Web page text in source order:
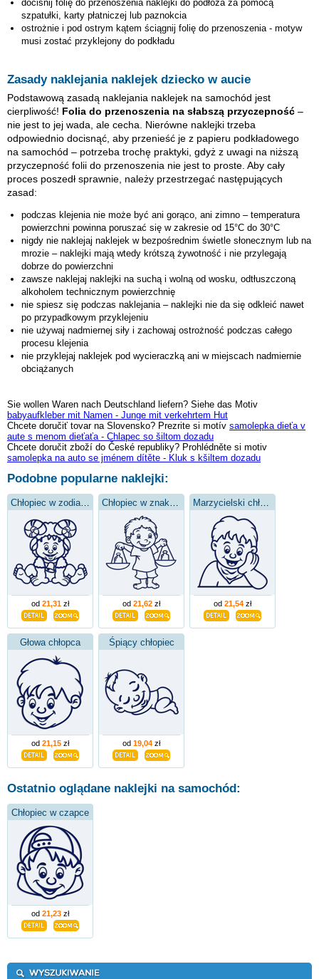
dociśnij folię do przenoszenia naklejki do podłoża za pomocą
szpatułki, karty płatniczej lub paznokcia
ostrożnie i pod ostrym kątem ściągnij folię do przenoszenia - motyw
musi zostać przyklejony do podkładu
Zasady naklejania naklejek dziecko w aucie
Podstawową zasadą naklejania naklejek na samochód jest
cierpliwość! Folia do przenoszenia na słabszą przyczepność –
nie jest to jej wada, ale cecha. Nierówne naklejki trzeba
odpowiednio docisnąć, aby przenieść je z papieru podkładowego
na samochód – potrzeba trochę praktyki, gdyż z uwagi na niższą
przyczepność folii do przenoszenia nie jest to proste. Aby cały
proces poszedł sprawnie, należy przestrzegać następujących
zasad:
podczas klejenia nie może być ani gorąco, ani zimno – temperatura
powierzchni powinna poruszać się w zakresie od 15°C do 30°C
nigdy nie naklejaj naklejek w bezpośrednim świetle słonecznym lub na
mrozie – naklejki mają wtedy krótszą żywotność i nie przylegają
dobrze do powierzchni
zawsze naklejaj naklejki na suchą i wolną od wosku, odtłuszczoną
alkoholem technicznym powierzchnię
nie spiesz się podczas naklejania – naklejki nie da się odkleić nawet
po przypadkowym przyklejeniu
nie używaj nadmiernej siły i zachowaj ostrożność podczas całego
procesu klejenia
nie przyklejaj naklejek pod wycieraczką ani w miejscach nadmiernie
obciążanych
Sie wollen Waren nach Deutschland liefern? Siehe das Motiv
babyaufkleber mit Namen - Junge mit verkehrtem Hut
Chcete doručiť tovar na Slovensko? Prezrite si motív samolepka dieťa v
aute s menom dieťaťa - Chlapec so šiltom dozadu
Chcete doručit zboží do České republiky? Prohlédněte si motiv
samolepka na auto se jménem dítěte - Kluk s kšiltem dozadu
Podobne popularne naklejki:
od 21,31 zł od 21,62 zł od 21,54 zł
Głowa chłopca
od 21,15 zł
Śpiący chłopiec
od 19,04 zł
Ostatnio oglądane naklejki na samochód:
Chłopiec w czapce
od 21,23 zł